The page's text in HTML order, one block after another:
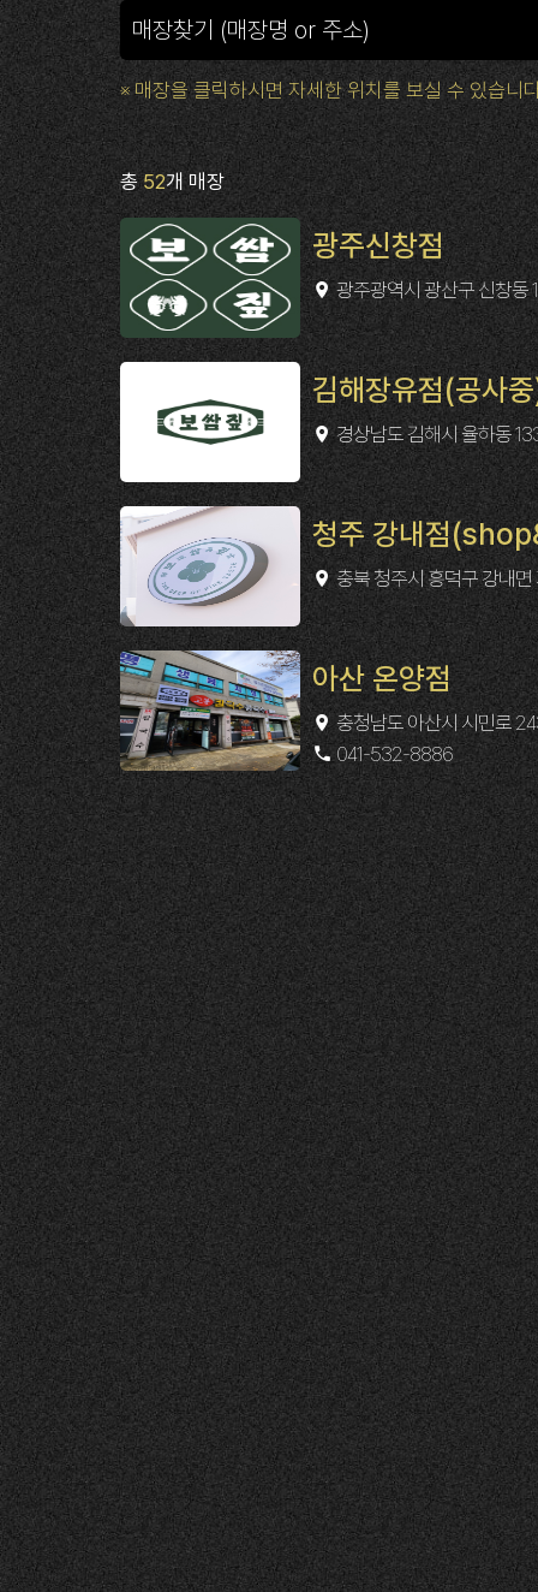
※ 매장을 클릭하시면 자세한 위치를 보실 수 있습니
총52개 매장
광주신창점
광주광역시 광산구 신창동
김해장유점(공사
경상남도 김해시 율하동
청주 강내점
충북 청주시 흥덕구 강내
아산 온양점
충청남도 아산시 시민로
041-532-8886